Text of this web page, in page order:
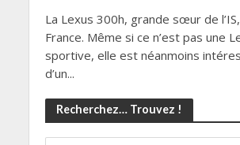
La Lexus 300h, grande sœur de
France. Même si ce n’est pas une
sportive, elle est néanmoins
d’un...
Recherchez… Trouvez !